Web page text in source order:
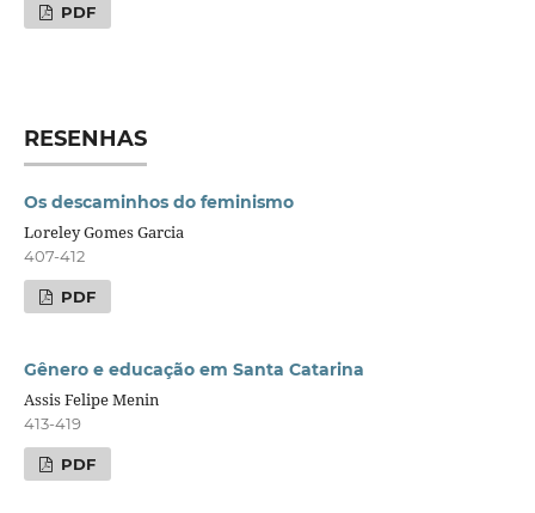
PDF
RESENHAS
Os descaminhos do feminismo
Loreley Gomes Garcia
407-412
PDF
Gênero e educação em Santa Catarina
Assis Felipe Menin
413-419
PDF